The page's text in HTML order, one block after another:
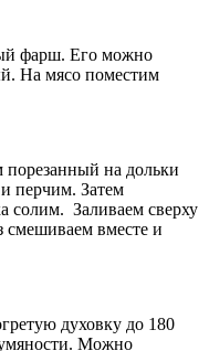
фарш. Его можно
На мясо поместим
на дольки
перчим. Затем
солим. Заливаем сверху
смешиваем вместе и
духовку до 180
Можно